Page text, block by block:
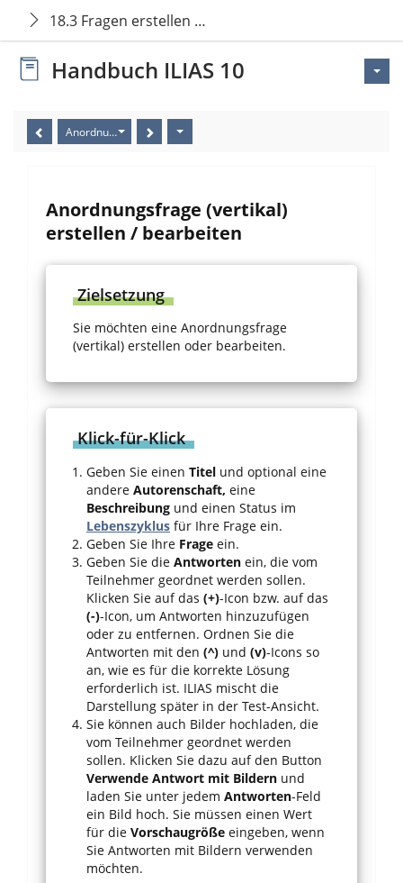
18.3 Fragen erstellen oder ändern
Handbuch ILIAS 10
Anordnungsfrage (vertikal) erstellen / bearbeiten
Anordnungsfrage (vertikal)
erstellen / bearbeiten
Zielsetzung
Sie möchten eine Anordnungsfrage
(vertikal) erstellen oder bearbeiten.
Klick-für-Klick
Geben Sie einen Titel und optional eine
andere Autorenschaft, eine
Beschreibung und einen Status im
Lebenszyklus für Ihre Frage ein.
Geben Sie Ihre Frage ein.
Geben Sie die Antworten ein, die vom
Teilnehmer geordnet werden sollen.
Klicken Sie auf das (+)-Icon bzw. auf das
(-)-Icon, um Antworten hinzuzufügen
oder zu entfernen. Ordnen Sie die
Antworten mit den (^) und (v)-Icons so
an, wie es für die korrekte Lösung
erforderlich ist. ILIAS mischt die
Darstellung später in der Test-Ansicht.
Sie können auch Bilder hochladen, die
vom Teilnehmer geordnet werden
sollen. Klicken Sie dazu auf den Button
Verwende Antwort mit Bildern und
laden Sie unter jedem Antworten-Feld
ein Bild hoch. Sie müssen einen Wert
für die Vorschaugröße eingeben, wenn
Sie Antworten mit Bildern verwenden
möchten.